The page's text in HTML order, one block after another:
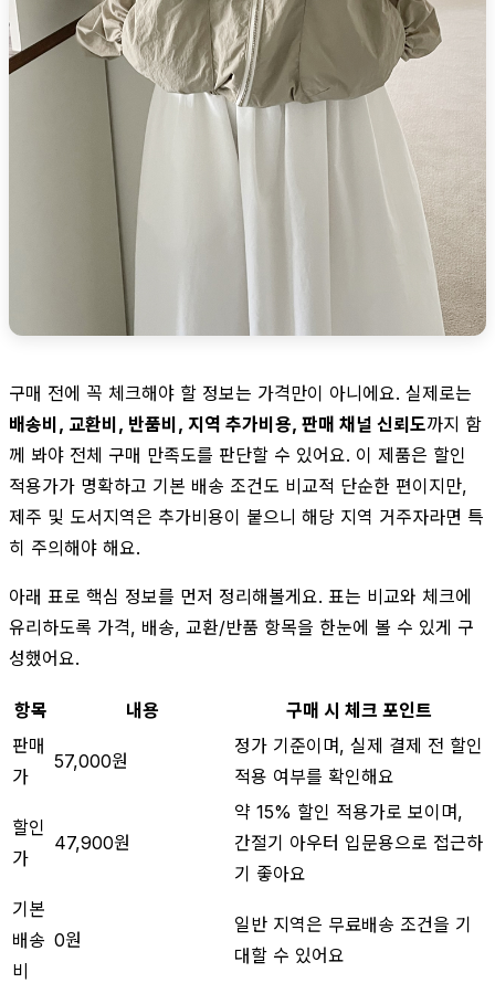
구매 전에 꼭 체크해야 할 정보는 가격만이 아니에요. 실제로는
배송비, 교환비, 반품비, 지역 추가비용, 판매 채널 신뢰도까지 함
께 봐야 전체 구매 만족도를 판단할 수 있어요. 이 제품은 할인
적용가가 명확하고 기본 배송 조건도 비교적 단순한 편이지만,
제주 및 도서지역은 추가비용이 붙으니 해당 지역 거주자라면 특
히 주의해야 해요.
아래 표로 핵심 정보를 먼저 정리해볼게요. 표는 비교와 체크에
유리하도록 가격, 배송, 교환/반품 항목을 한눈에 볼 수 있게 구
성했어요.
항목 내용
구매 시 체크 포인트
판매
가
57,000원
정가 기준이며, 실제 결제 전 할인
적용 여부를 확인해요
할인
가
47,900원
약 15% 할인 적용가로 보이며,
간절기 아우터 입문용으로 접근하
기 좋아요
기본
배송
비
0원
일반 지역은 무료배송 조건을 기
대할 수 있어요